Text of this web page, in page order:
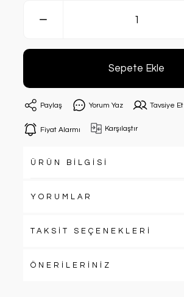
Sepete Ekle
Paylaş Yorum Yaz Tavsiye Et
Fiyat Alarmı Karşılaştır
ÜRÜN BİLGİSİ
YORUMLAR
TAKSİT SEÇENEKLERİ
ÖNERİLERİNİZ